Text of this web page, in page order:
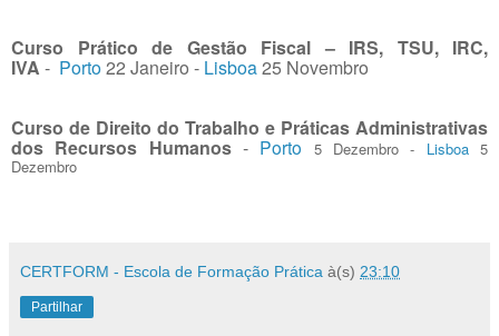
Curso Prático de Gestão Fiscal – IRS, TSU, IRC,
IVA - Porto22 Janeiro - Lisboa25 Novembro
Curso de Direito do Trabalho e Práticas Administrativas
dos Recursos Humanos- Porto 5 Dezembro - Lisboa5
Dezembro
CERTFORM - Escola de Formação Prática à(s) 23:10
Partilhar